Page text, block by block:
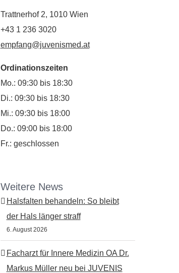
Trattnerhof 2, 1010 Wien
+43 1 236 3020
empfang@juvenismed.at
Ordinationszeiten
Mo.: 09:30 bis 18:30
Di.: 09:30 bis 18:30
Mi.: 09:30 bis 18:00
Do.: 09:00 bis 18:00
Fr.: geschlossen
Weitere News
Halsfalten behandeln: So bleibt
der Hals länger straff
6. August 2026
Facharzt für Innere Medizin OA Dr.
Markus Müller neu bei JUVENIS